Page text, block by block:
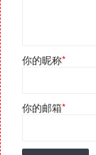
你的昵称*
你的邮箱*